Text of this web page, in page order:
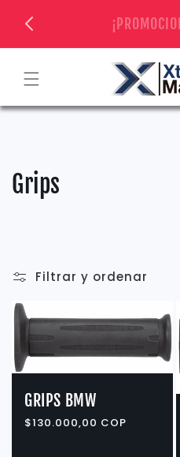
directamente
al contenido
C
e
c
c
i
Grips
Filtrar y ordenar
GRIPS BMW
Precio
$130.000,00 COP